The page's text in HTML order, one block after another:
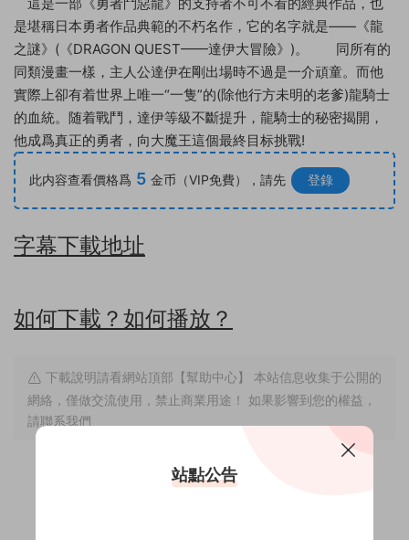
是堪稱日本勇者作品典範的不朽名作，它的名字就是——《龍
之謎》(《DRAGON QUEST——達伊大冒險》)。 同所有的
同類漫畫一樣，主人公達伊在剛出場時不過是一介頑童。而他
實際上卻有着世界上唯一“一隻”的(除他行方未明的老爹)龍騎士
的血統。随着戰鬥，達伊等級不斷提升，龍騎士的秘密揭開，
他成爲真正的勇者，向大魔王這個最終目标挑戰!
此内容查看價格爲 5 金币（VIP免費），請先 登錄
字幕下載地址
如何下載？如何播放？
下載說明請看網站頂部【幫助中心】 本站信息收集于公開的
網絡，僅做交流使用，禁止商業用途！ 如果影響到您的權益，
請聯系我們
站點公告